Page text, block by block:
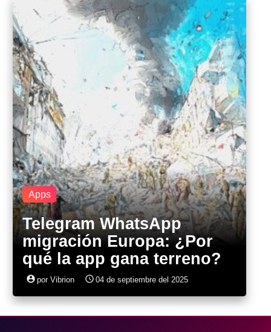
Apps
Telegram WhatsApp
migración Europa: ¿Por
qué la app gana terreno?
account_circle por Vibrion access_time 04 de septiembre del 2025